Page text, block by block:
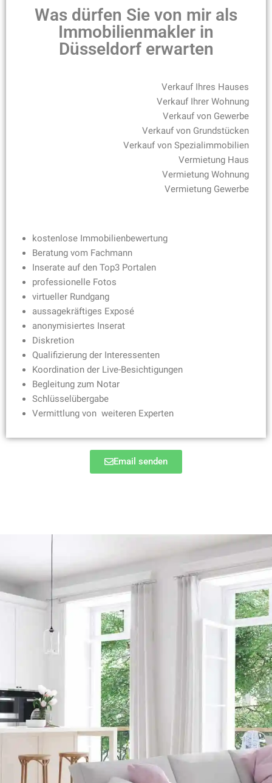
Was dürfen Sie von mir als
Immobilienmakler in
Düsseldorf erwarten
Verkauf Ihres Hauses
Verkauf Ihrer Wohnung
Verkauf von Gewerbe
Verkauf von Grundstücken
Verkauf von Spezialimmobilien
Vermietung Haus
Vermietung Wohnung
Vermietung Gewerbe
kostenlose Immobilienbewertung
Beratung vom Fachmann
Inserate auf den Top3 Portalen
professionelle Fotos
virtueller Rundgang
aussagekräftiges Exposé
anonymisiertes Inserat
Diskretion
Qualifizierung der Interessenten
Koordination der Live-Besichtigungen
Begleitung zum Notar
Schlüsselübergabe
Vermittlung von weiteren Experten
Email senden